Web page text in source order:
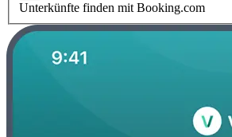
Unterkünfte finden mit Booking.com